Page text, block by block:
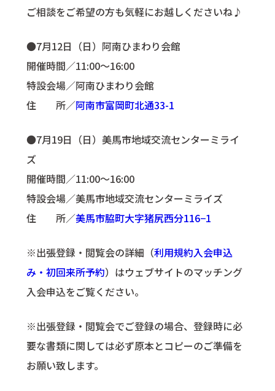
ご相談をご希望の方も気軽にお越しくださいね♪
●7月12日（日）阿南ひまわり会館
開催時間／11:00〜16:00
特設会場／阿南ひまわり会館
住 所／阿南市富岡町北通33-1
●7月19日（日）美馬市地域交流センターミライ
ズ
開催時間／11:00〜16:00
特設会場／美馬市地域交流センターミライズ
住 所／美馬市脇町大字猪尻西分116−1
※出張登録・閲覧会の詳細（利用規約入会申込
み・初回来所予約）はウェブサイトのマッチング
入会申込をご覧ください。
※出張登録・閲覧会でご登録の場合、登録時に必
要な書類に関しては必ず原本とコピーのご準備を
お願い致します。